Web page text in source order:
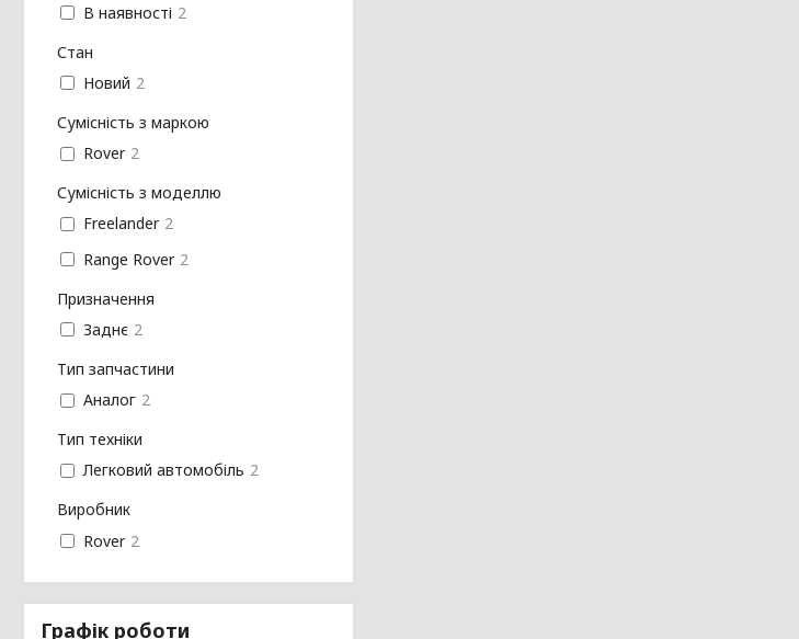
В наявності 2
Стан
Новий 2
Сумісність з маркою
Rover 2
Сумісність з моделлю
Freelander 2
Range Rover 2
Призначення
Заднє 2
Тип запчастини
Аналог 2
Тип техніки
Легковий автомобіль 2
Виробник
Rover 2
Графік роботи